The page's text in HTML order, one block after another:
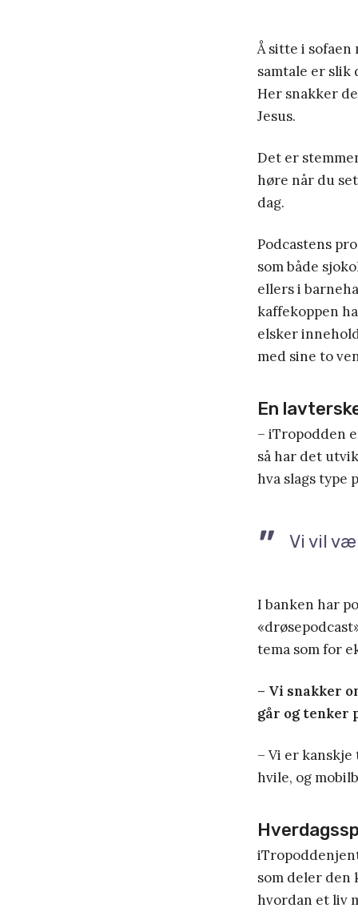
Å sitte i sofaen
samtale er slik
Her snakker
Jesus.
Det er
høre når du
dag.
Podcastens
som både
ellers i
kaffekoppen
elsker
med sine to
En
– iTropodden
så har det
hva slags type
Vi vil
I banken har
tema som for
– Vi snakker
går og tenker
– Vi er
hvile, og
som deler den
hvordan et liv